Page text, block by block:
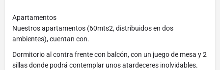
Apartamentos
Nuestros apartamentos (60mts2, distribuidos en dos
ambientes), cuentan con.
Dormitorio al contra frente con balcón, con un juego de mesa y 2
sillas donde podrá contemplar unos atardeceres inolvidables.